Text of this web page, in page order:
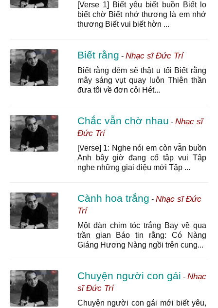
[Verse 1] Biết yêu biết buồn Biết lo
biết chờ Biết nhớ thương là em nhớ
thương Biết vui biết hờn ...
Biết rằng - Nhạc sĩ Đức Trí
Biết rằng đêm sẽ thật u tối Biết rằng
mây sáng vụt quay luôn Thiên thần
đưa tôi về đơn côi Hét...
Chắc vẫn chờ nhau - Nhạc sĩ
Đức Trí
[Verse] 1: Nghe nói em còn vẫn buồn
Anh bây giờ đang cố tập vui Tập
nghe những giai điệu mới Tập ...
Cành hoa trắng - Nhạc sĩ Đức
Trí
Một đàn chim tóc trắng Bay về qua
trần gian Báo tin rằng: Có Nàng
Giáng Hương Nàng ngồi trên cung...
Chuyện người con gái - Nhạc
sĩ Đức Trí
Chuyện người con gái mới biết yêu,